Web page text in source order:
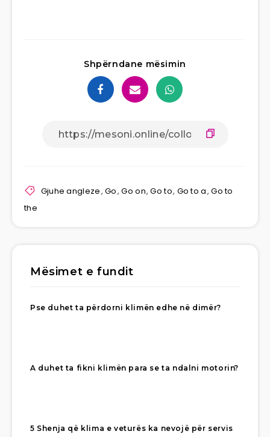
Shpërndane mësimin
Gjuhe angleze,Go,Go on,Go to, Go to a,Go to
the
Mësimet e fundit
Pse duhet ta përdorni klimën edhe në dimër?
A duhet ta fikni klimën para se ta ndalni motorin?
5 Shenja që klima e veturës ka nevojë për servis